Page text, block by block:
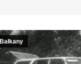
Bałkany